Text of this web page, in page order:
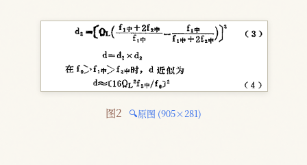
图2 🔍原图 (905×281)